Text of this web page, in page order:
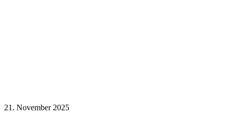
21. November 2025